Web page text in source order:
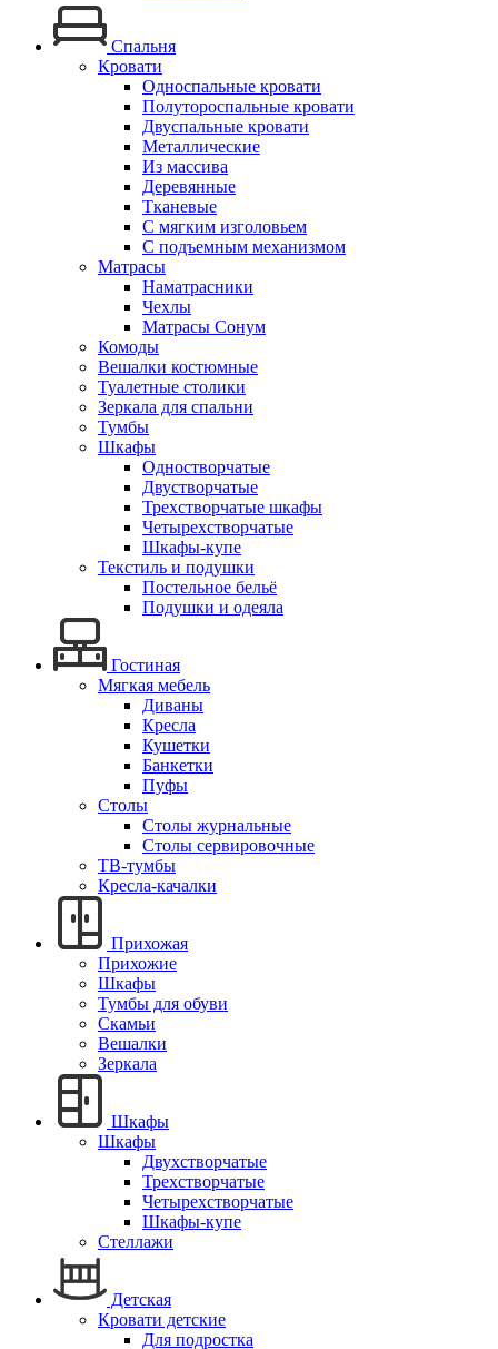
Спальня
Кровати
Односпальные кровати
Полутороспальные кровати
Двуспальные кровати
Металлические
Из массива
Деревянные
Тканевые
С мягким изголовьем
С подъемным механизмом
Матрасы
Наматрасники
Чехлы
Матрасы Сонум
Комоды
Вешалки костюмные
Туалетные столики
Зеркала для спальни
Тумбы
Шкафы
Одностворчатые
Двустворчатые
Трехстворчатые шкафы
Четырехстворчатые
Шкафы-купе
Текстиль и подушки
Постельное бельё
Подушки и одеяла
Гостиная
Мягкая мебель
Диваны
Кресла
Кушетки
Банкетки
Пуфы
Столы
Столы журнальные
Столы сервировочные
ТВ-тумбы
Кресла-качалки
Прихожая
Прихожие
Шкафы
Тумбы для обуви
Скамьи
Вешалки
Зеркала
Шкафы
Шкафы
Двухстворчатые
Трехстворчатые
Четырехстворчатые
Шкафы-купе
Стеллажи
Детская
Кровати детские
Для подростка